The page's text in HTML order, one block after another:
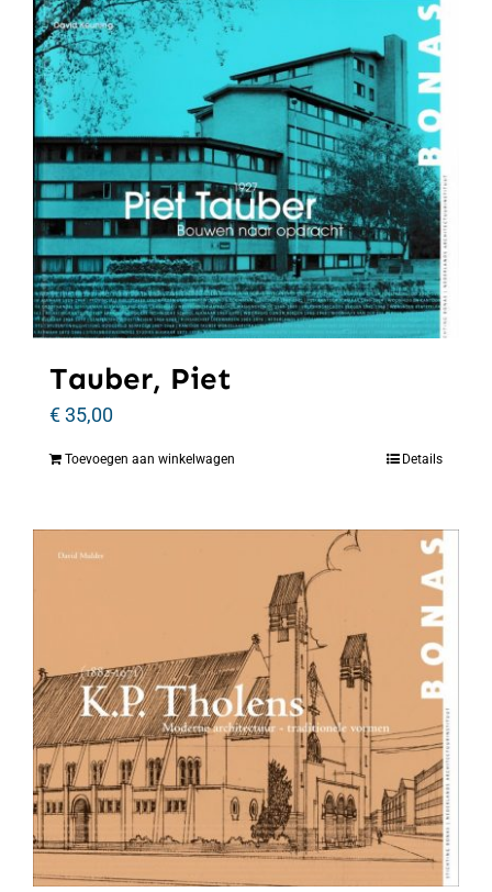
Tauber, Piet
€35,00
Toevoegen aan winkelwagen Details